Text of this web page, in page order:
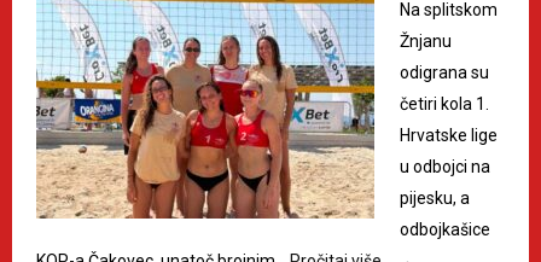
Na splitskom
Žnjanu
odigrana su
četiri kola 1.
Hrvatske lige
u odbojci na
pijesku, a
odbojkašice